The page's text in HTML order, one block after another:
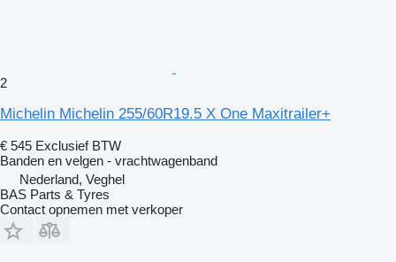
2
Michelin Michelin 255/60R19.5 X One Maxitrailer+
€ 545 Exclusief BTW
Banden en velgen - vrachtwagenband
Nederland, Veghel
BAS Parts & Tyres
Contact opnemen met verkoper